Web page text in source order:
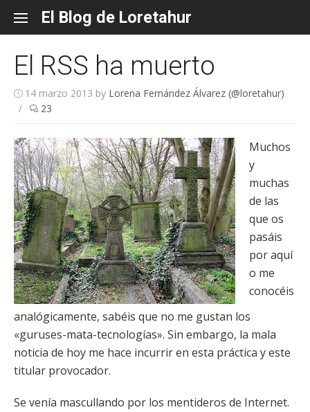
content
El Blog de Loretahur
El RSS ha muerto
14 marzo 2013 by Lorena Fernández Álvarez (@loretahur)
/
23
Muchos
y
muchas
de las
que os
pasáis
por aquí
o me
conocéis
analógicamente, sabéis que no me gustan los
«guruses-mata-tecnologías». Sin embargo, la mala
noticia de hoy me hace incurrir en esta práctica y este
titular provocador.
Se venía mascullando por los mentideros de Internet.